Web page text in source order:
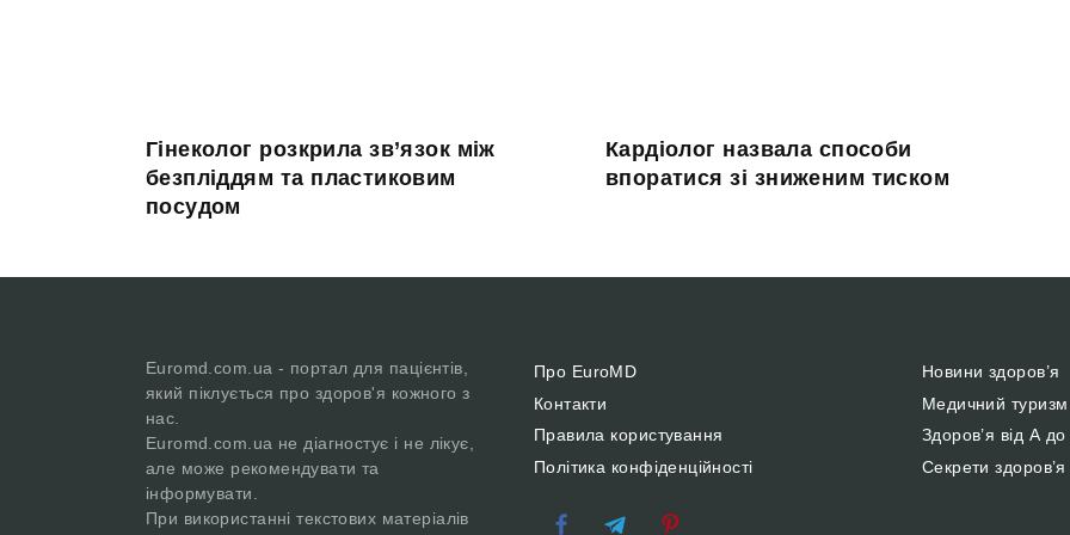
Гінеколог розкрила зв’язок між
безпліддям та пластиковим
посудом
Кардіолог назвала способи
впоратися зі зниженим тиском
Euromd.com.ua - портал для пацієнтів,
який піклується про здоров'я кожного з
нас.
Euromd.com.ua не діагностує і не лікує,
але може рекомендувати та
інформувати.
При використанні текстових матеріалів
Про EuroMD
Контакти
Правила користування
Політика конфіденційності
Новини здоров’я
Медичний туризм
Здоров’я від А
Секрети здоров’я